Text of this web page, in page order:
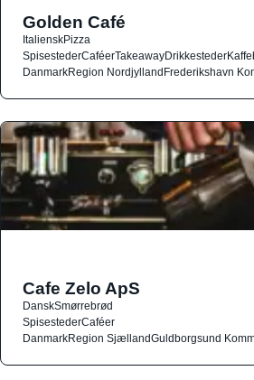
Golden Café
ItalienskPizza
SpisestederCaféerTakeawayDrikkesteder
DanmarkRegion NordjyllandFrederikshavn
Cafe Zelo ApS
DanskSmørrebrød
SpisestederCaféer
DanmarkRegion SjællandGuldborgsund